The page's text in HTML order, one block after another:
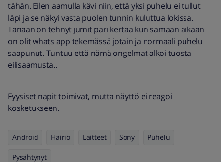
tähän. Eilen aamulla kävi niin, että yksi puhelu ei tullut
läpi ja se näkyi vasta puolen tunnin kuluttua lokissa.
Tänään on tehnyt jumit pari kertaa kun samaan aikaan
on olit whats app tekemässä jotain ja normaali puhelu
saapunut. Tuntuu että nämä ongelmat alkoi tuosta
eilisaamusta..
Fyysiset napit toimivat, mutta näyttö ei reagoi
kosketukseen.
Android Häiriö Laitteet Sony Puhelu
Pysähtynyt